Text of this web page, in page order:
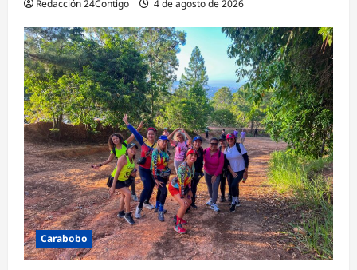
Redacción 24Contigo 4 de agosto de 2026
Carabobo